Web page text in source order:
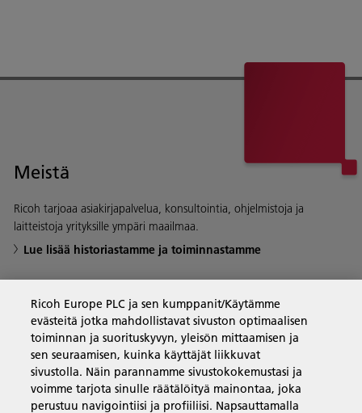
Meistä
Ricoh tarjoaa asiakirjapalvelua, konsultointia, ohjelmistoja ja
laitteistoja yrityksille ympäri maailmaa.
Lue lisää historiastamme ja toiminnastamme
Yritysratkaisut
Tuotteet ja palvelut
Ricoh Europe PLC ja sen kumppanit/Käytämme
evästeitä jotka mahdollistavat sivuston optimaalisen
toiminnan ja suorituskyvyn, yleisön mittaamisen ja
sen seuraamisen, kuinka käyttäjät liikkuvat
sivustolla. Näin parannamme sivustokokemustasi ja
voimme tarjota sinulle räätälöityä mainontaa, joka
perustuu navigointiisi ja profiiliisi. Napsauttamalla